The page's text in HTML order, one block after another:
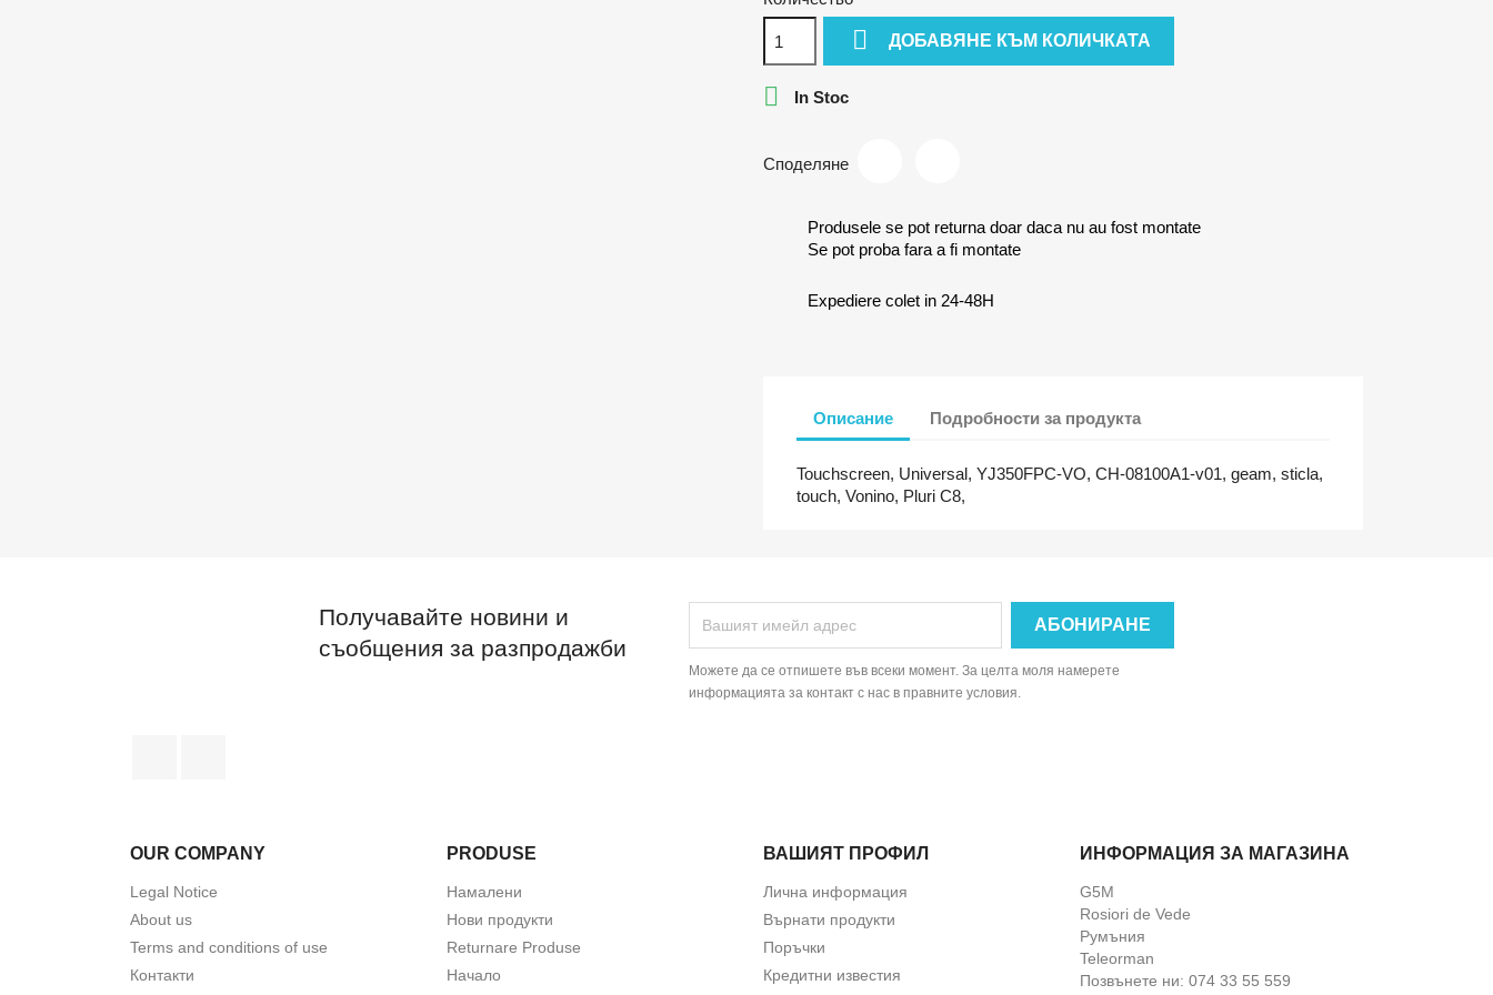
 ДОБАВЯНЕ КЪМ КОЛИЧКАТА
 In Stoc
Споделяне
Produsele se pot returna doar daca nu au fost montate
Se pot proba fara a fi montate
Expediere colet in 24-48H
Описание Подробности за продукта
Touchscreen, Universal, YJ350FPC-VO, CH-08100A1-v01, geam, sticla,
touch, Vonino, Pluri C8,
Получавайте новини и
съобщения за разпродажби
Можете да се отпишете във всеки момент. За целта моля намерете
информацията за контакт с нас в правните условия.
OUR COMPANY
Legal Notice
About us
Terms and conditions of use
Контакти
PRODUSE
Намалени
Нови продукти
Returnare Produse
Начало
ВАШИЯТ ПРОФИЛ
Лична информация
Върнати продукти
Поръчки
Кредитни известия
ИНФОРМАЦИЯ ЗА МАГАЗИНА
G5M
Rosiori de Vede
Румъния
Teleorman
Позвънете ни: 074 33 55 559